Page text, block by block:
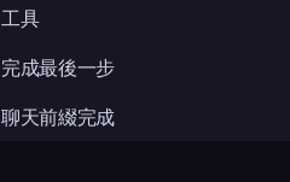
工具
完成最後一步
聊天前綴完成